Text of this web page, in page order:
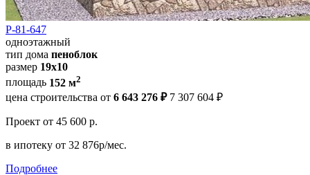
Р-81-647
одноэтажный
тип дома пеноблок
размер 19x10
площадь 152 м2
цена строительства от 6 643 276 ₽ 7 307 604 ₽
Проект от 45 600 р.
в ипотеку от 32 876р/мес.
Подробнее